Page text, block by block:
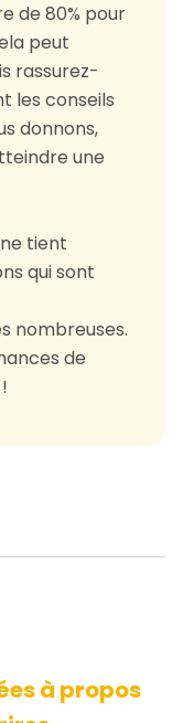
de 80% pour
peut
rassurez-
les conseils
donnons,
une
tient
qui sont
nombreuses.
de
à propos